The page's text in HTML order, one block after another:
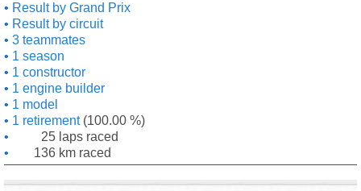
Result by Grand Prix
Result by circuit
3 teammates
1 season
1 constructor
1 engine builder
1 model
1 retirement (100.00 %)
25 laps raced
136 km raced